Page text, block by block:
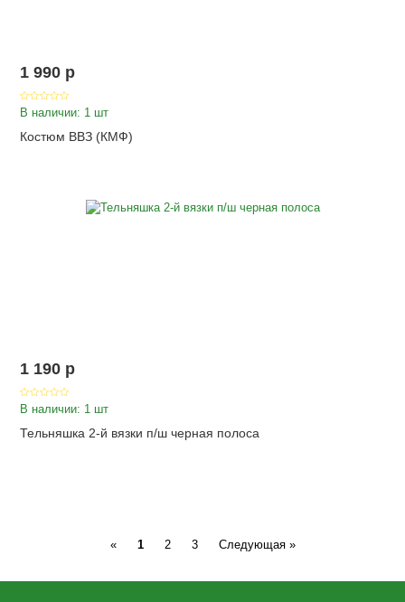
1 990 p
В наличии: 1 шт
Костюм ВВЗ (КМФ)
1 190 p
В наличии: 1 шт
Тельняшка 2-й вязки п/ш черная полоса
«Previous
1 2 3 Следующая »Next